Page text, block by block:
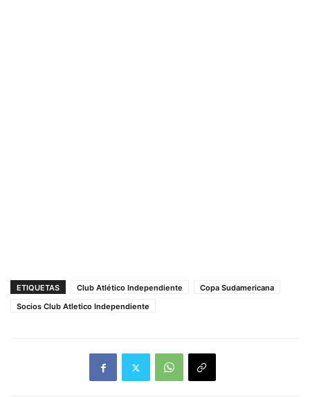
ETIQUETAS Club Atlético Independiente
Copa Sudamericana
Socios Club Atletico Independiente